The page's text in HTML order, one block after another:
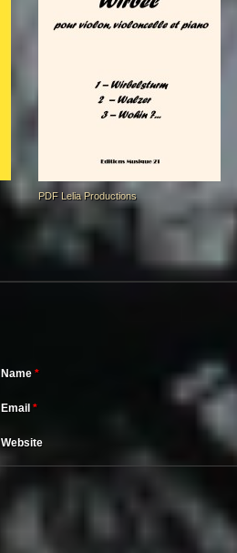
PDF Lelia Productions
Name *
Email *
Website